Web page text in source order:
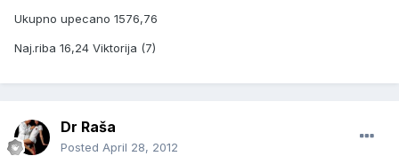
Ukupno upecano 1576,76
Naj.riba 16,24 Viktorija (7)
Dr Raša
Posted April 28, 2012